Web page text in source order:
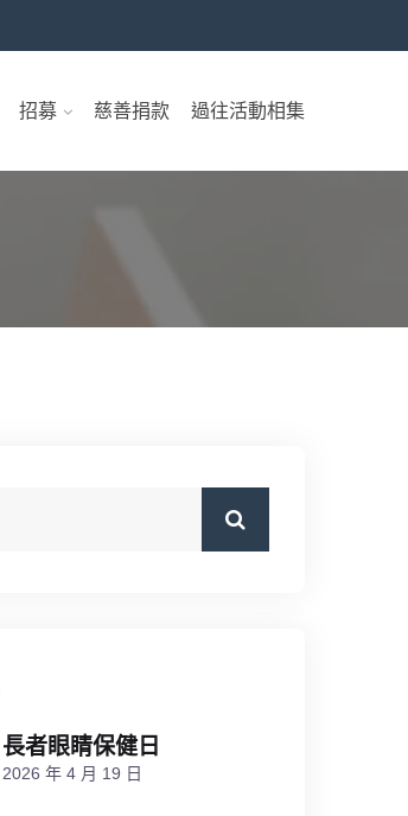
招募 慈善捐款 過往活動相集
長者眼睛保健日
2026 年 4 月 19 日